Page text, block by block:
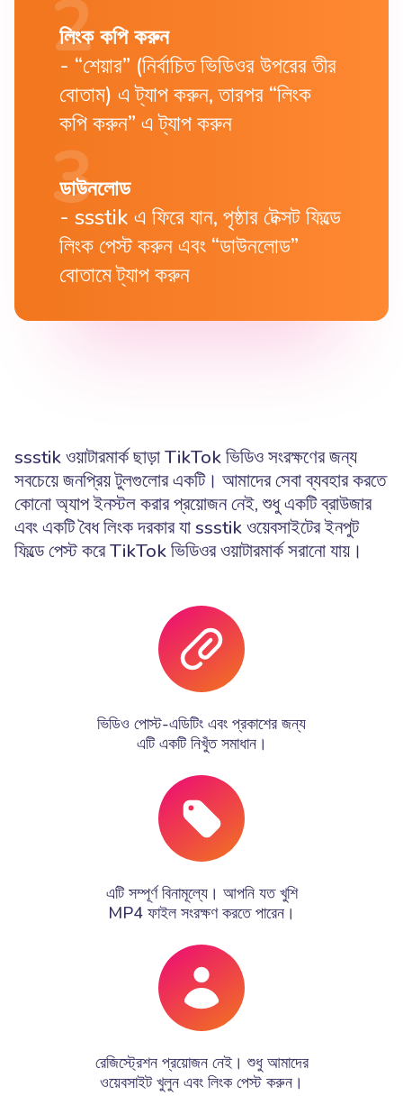
লিংক কপি করুন
“শেয়ার” (নির্বাচিত ভিডিওর উপরের তীর
বোতাম) এ ট্যাপ করুন, তারপর “লিংক
কপি করুন” এ ট্যাপ করুন
ডাউনলোড
ssstik এ ফিরে যান, পৃষ্ঠার টেক্সট ফিল্ডে
লিংক পেস্ট করুন এবং “ডাউনলোড”
বোতামে ট্যাপ করুন
ssstik ওয়াটারমার্ক ছাড়া TikTok ভিডিও সংরক্ষণের জন্য
সবচেয়ে জনপ্রিয় টুলগুলোর একটি। আমাদের সেবা ব্যবহার করতে
কোনো অ্যাপ ইনস্টল করার প্রয়োজন নেই, শুধু একটি ব্রাউজার
এবং একটি বৈধ লিংক দরকার যা ssstik ওয়েবসাইটের ইনপুট
ফিল্ডে পেস্ট করে TikTok ভিডিওর ওয়াটারমার্ক সরানো যায়।
ভিডিও পোস্ট-এডিটিং এবং প্রকাশের জন্য
এটি একটি নিখুঁত সমাধান।
এটি সম্পূর্ণ বিনামূল্যে। আপনি যত খুশি
MP4 ফাইল সংরক্ষণ করতে পারেন।
রেজিস্ট্রেশন প্রয়োজন নেই। শুধু আমাদের
ওয়েবসাইট খুলুন এবং লিংক পেস্ট করুন।